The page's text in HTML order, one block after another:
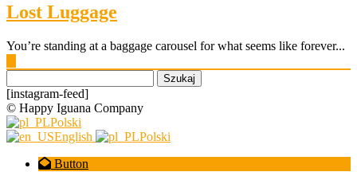
Lost Luggage
You’re standing at a baggage carousel for what seems like forever...
[instagram-feed]
© Happy Iguana Company
Polski
English
Polski
Button